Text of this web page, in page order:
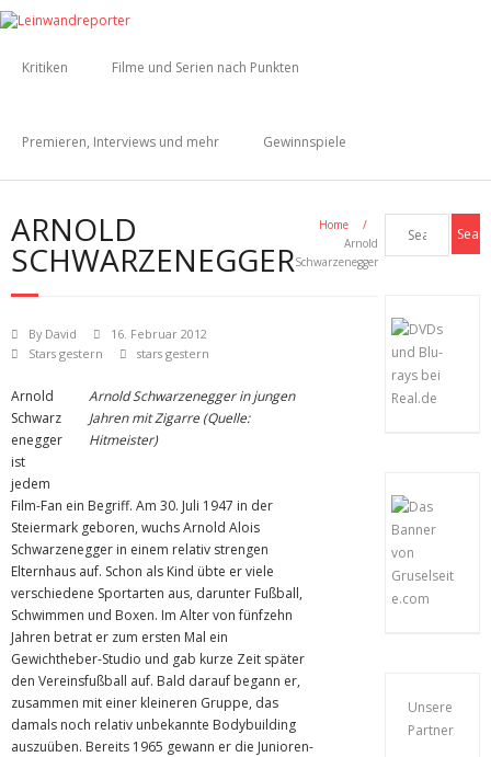
Kritiken Filme und Serien nach Punkten
Premieren, Interviews und mehr Gewinnspiele
ARNOLD
SCHWARZENEGGER
Home
/
Arnold
Schwarzenegger
By David
16. Februar 2012
Stars gestern
stars gestern
Arnold Schwarzenegger in jungen
Jahren mit Zigarre (Quelle:
Hitmeister)
Arnold
Schwarz
enegger
ist
jedem
Film-Fan ein Begriff. Am 30. Juli 1947 in der
Steiermark geboren, wuchs Arnold Alois
Schwarzenegger in einem relativ strengen
Elternhaus auf. Schon als Kind übte er viele
verschiedene Sportarten aus, darunter Fußball,
Schwimmen und Boxen. Im Alter von fünfzehn
Jahren betrat er zum ersten Mal ein
Gewichtheber-Studio und gab kurze Zeit später
den Vereinsfußball auf. Bald darauf begann er,
zusammen mit einer kleineren Gruppe, das
damals noch relativ unbekannte Bodybuilding
auszuüben. Bereits 1965 gewann er die Junioren-
Unsere
Partner